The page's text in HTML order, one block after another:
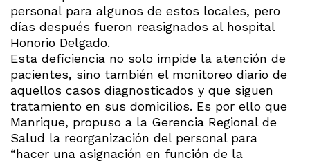
personal para algunos de estos locales, pero
días después fueron reasignados al hospital
Honorio Delgado.
Esta deficiencia no solo impide la atención de
pacientes, sino también el monitoreo diario de
aquellos casos diagnosticados y que siguen
tratamiento en sus domicilios. Es por ello que
Manrique, propuso a la Gerencia Regional de
Salud la reorganización del personal para
“hacer una asignación en función de la